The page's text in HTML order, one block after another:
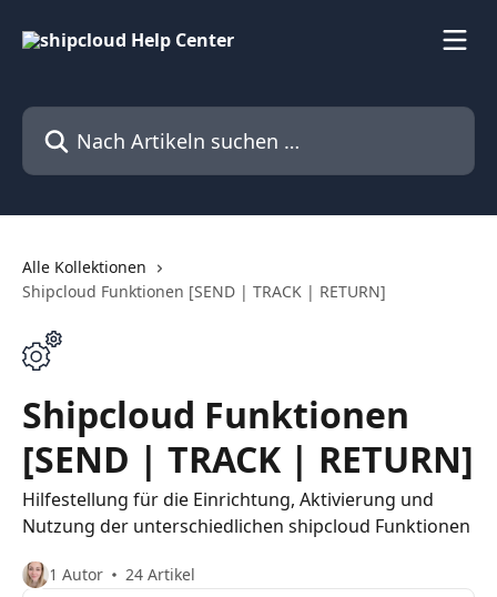
Nach Artikeln suchen …
Alle Kollektionen
Shipcloud Funktionen [SEND | TRACK | RETURN]
Shipcloud Funktionen
[SEND | TRACK | RETURN]
Hilfestellung für die Einrichtung, Aktivierung und
Nutzung der unterschiedlichen shipcloud Funktionen
1 Autor 24 Artikel